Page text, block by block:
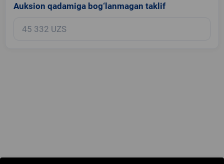
Auksion qadamiga bog‘lanmagan taklif